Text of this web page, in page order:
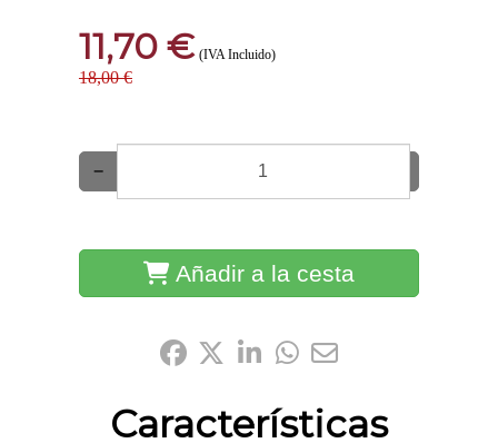
11,70 € (IVA Incluido)
18,00 €
−
Añadir a la cesta
Características